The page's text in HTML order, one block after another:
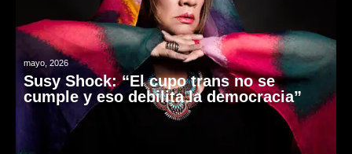
mayo, 2026
Susy Shock: “El cupo trans no se
cumple y eso debilita la democracia”